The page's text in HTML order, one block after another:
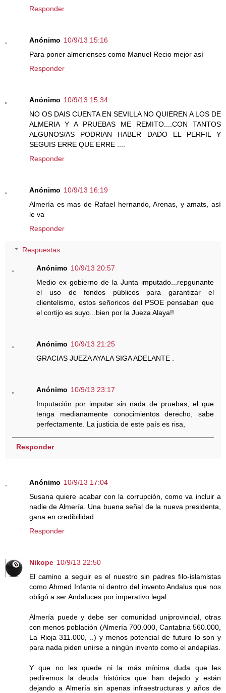
Responder
Anónimo 10/9/13 15:16
Para poner almerienses como Manuel Recio mejor así
Responder
Anónimo 10/9/13 15:34
NO OS DAIS CUENTA EN SEVILLA NO QUIEREN A LOS DE
ALMERIA Y A PRUEBAS ME REMITO....CON TANTOS
ALGUNOS/AS PODRIAN HABER DADO EL PERFIL Y
SEGUIS ERRE QUE ERRE ....
Responder
Anónimo 10/9/13 16:19
Almería es mas de Rafael hernando, Arenas, y amats, así
le va
Responder
Respuestas
Anónimo 10/9/13 20:57
Medio ex gobierno de la Junta imputado...repgunante
el uso de fondos públicos para garantizar el
clientelismo, estos señoricos del PSOE pensaban que
el cortijo es suyo...bien por la Jueza Alaya!!
Anónimo 10/9/13 21:25
GRACIAS JUEZA AYALA SIGA ADELANTE .
Anónimo 10/9/13 23:17
Imputación por imputar sin nada de pruebas, el que
tenga medianamente conocimientos derecho, sabe
perfectamente. La justicia de este país es risa,
Responder
Anónimo 10/9/13 17:04
Susana quiere acabar con la corrupción, como va incluir a
nadie de Almería. Una buena señal de la nueva presidenta,
gana en credibilidad.
Responder
Nikope 10/9/13 22:50
El camino a seguir es el nuestro sin padres filo-islamistas
como Ahmed Infante ni dentro del invento Andalus que nos
obligó a ser Andaluces por imperativo legal.
Almería puede y debe ser comunidad uniprovincial, otras
con menos población (Almería 700.000, Cantabria 560.000,
La Rioja 311.000, ..) y menos potencial de futuro lo son y
para nada piden unirse a ningún invento como el andapilas.
Y que no les quede ni la más mínima duda que les
pediremos la deuda histórica que han dejado y están
dejando a Almería sin apenas infraestructuras y años de